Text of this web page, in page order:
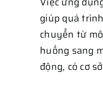
giúp quá
chuyển từ
huống sang
động, có cơ